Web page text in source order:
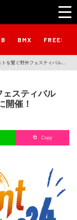
BMX
トを繋ぐ野外フェスティバル
ェスティバル
開催！
Copy